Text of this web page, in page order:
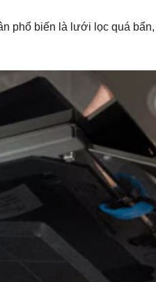
phổ biến là lưới lọc quá